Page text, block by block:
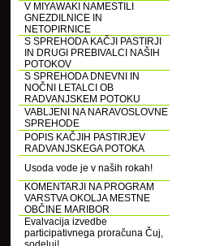
V MIYAWAKI NAMESTILI
GNEZDILNICE IN
NETOPIRNICE
S SPREHODA KAČJI PASTIRJI
IN DRUGI PREBIVALCI NAŠIH
POTOKOV
S SPREHODA DNEVNI IN
NOČNI LETALCI OB
RADVANJSKEM POTOKU
VABLJENI NA NARAVOSLOVNE
SPREHODE
POPIS KAČJIH PASTIRJEV
RADVANJSKEGA POTOKA
Usoda vode je v naših rokah!
KOMENTARJI NA PROGRAM
VARSTVA OKOLJA MESTNE
OBČINE MARIBOR
Evalvacija izvedbe
participativnega proračuna Čuj,